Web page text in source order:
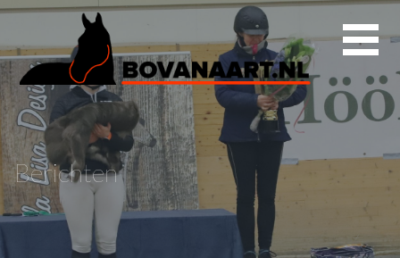
Naar
gaan
Berichten